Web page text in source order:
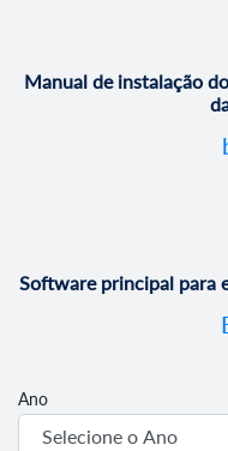
Manual de instalação
Software principal para
Ano